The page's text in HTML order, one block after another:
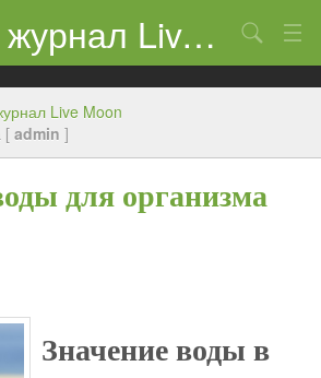
Женский журнал Live Moon
Поиск
Live Moon
[ admin ]
для организма
Значение воды в